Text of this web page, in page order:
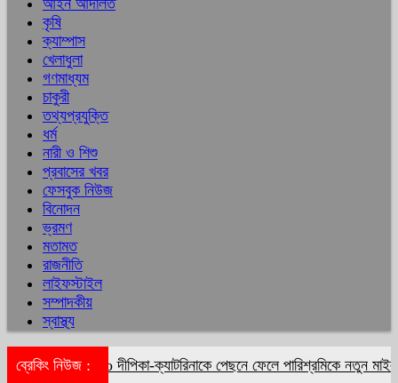
আইন আদালত
কৃষি
ক্যাম্পাস
খেলাধুলা
গণমাধ্যম
চাকুরী
তথ্যপ্রযুক্তি
ধর্ম
নারী ও শিশু
প্রবাসের খবর
ফেসবুক নিউজ
বিনোদন
ভ্রমণ
মতামত
রাজনীতি
লাইফস্টাইল
সম্পাদকীয়
স্বাস্থ্য
ব্রেকিং নিউজ :দীপিকা-ক্যাটরিনাকে পেছনে ফেলে পারিশ্রমিকে নতুন